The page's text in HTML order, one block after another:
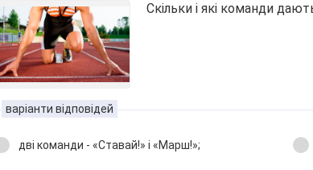
Скільки і які команди
варіанти відповідей
дві команди - «Ставай!» і «Марш!»;